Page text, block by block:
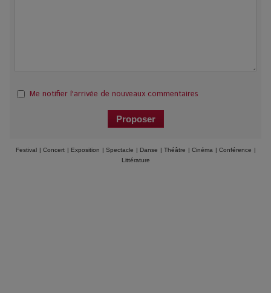
Me notifier l'arrivée de nouveaux commentaires
Festival | Concert | Exposition | Spectacle | Danse | Théâtre | Cinéma | Conférence |
Littérature